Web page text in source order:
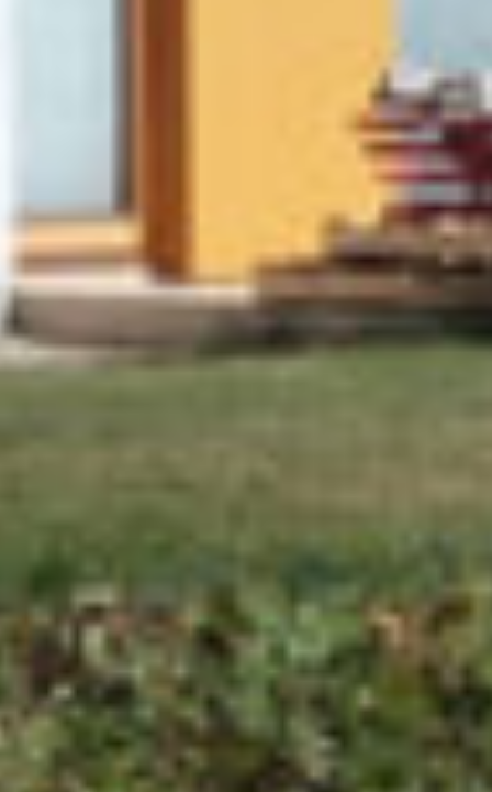
Detail
Fasády
Detail
Rodinný dom, Streda nad Bodrogom
FUNDERMAX
Fasády